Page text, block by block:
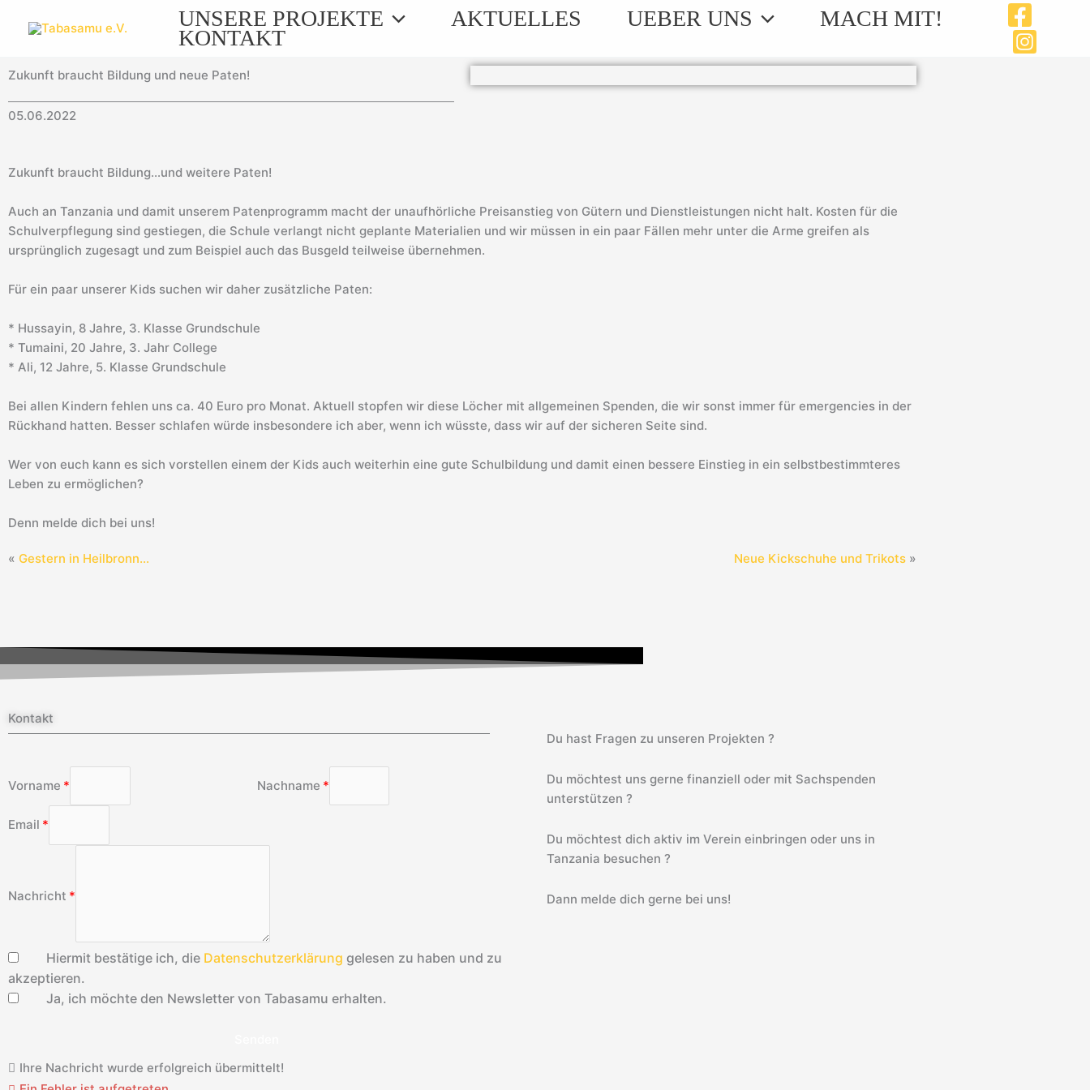
Inhalt
UNSERE PROJEKTE AKTUELLES UEBER UNS MACH MIT!
KONTAKT
Zukunft braucht Bildung und neue Paten!
05.06.2022
Zukunft braucht Bildung…und weitere Paten!
Auch an Tanzania und damit unserem Patenprogramm macht der unaufhörliche Preisanstieg von Gütern und Dienstleistungen nicht halt. Kosten für die
Schulverpflegung sind gestiegen, die Schule verlangt nicht geplante Materialien und wir müssen in ein paar Fällen mehr unter die Arme greifen als
ursprünglich zugesagt und zum Beispiel auch das Busgeld teilweise übernehmen.
Für ein paar unserer Kids suchen wir daher zusätzliche Paten:
* Hussayin, 8 Jahre, 3. Klasse Grundschule
* Tumaini, 20 Jahre, 3. Jahr College
* Ali, 12 Jahre, 5. Klasse Grundschule
Bei allen Kindern fehlen uns ca. 40 Euro pro Monat. Aktuell stopfen wir diese Löcher mit allgemeinen Spenden, die wir sonst immer für emergencies in der
Rückhand hatten. Besser schlafen würde insbesondere ich aber, wenn ich wüsste, dass wir auf der sicheren Seite sind.
Wer von euch kann es sich vorstellen einem der Kids auch weiterhin eine gute Schulbildung und damit einen bessere Einstieg in ein selbstbestimmteres
Leben zu ermöglichen?
Denn melde dich bei uns!
« Gestern in Heilbronn… Neue Kickschuhe und Trikots »
Kontakt
Vorname Nachname
Email
Nachricht
Hiermit bestätige ich, die Datenschutzerklärung gelesen zu haben und zu
akzeptieren.
Ja, ich möchte den Newsletter von Tabasamu erhalten.
Ihre Nachricht wurde erfolgreich übermittelt!
Du hast Fragen zu unseren Projekten ?
Du möchtest uns gerne finanziell oder mit Sachspenden
unterstützen ?
Du möchtest dich aktiv im Verein einbringen oder uns in
Tanzania besuchen ?
Dann melde dich gerne bei uns!